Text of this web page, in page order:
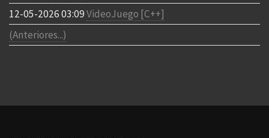
12-05-2026 03:09VideoJuego [C++]
(Anteriores...)